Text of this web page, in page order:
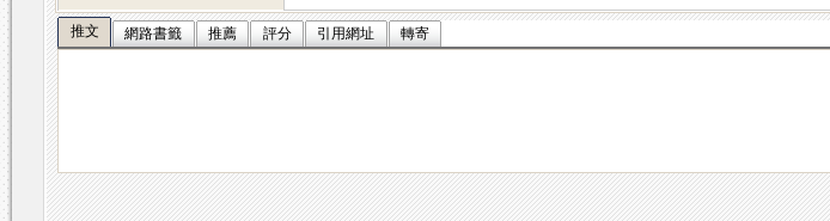
推文 網路書籤 推薦 評分 引用網址 轉寄